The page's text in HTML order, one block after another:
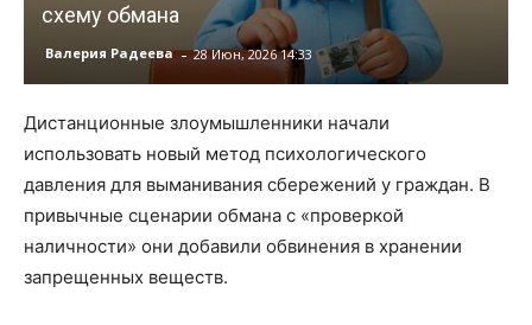
схему обмана
Валерия Радеева - 28 Июн, 2026 14:33
Дистанционные злоумышленники начали
использовать новый метод психологического
давления для выманивания сбережений у граждан. В
привычные сценарии обмана с «проверкой
наличности» они добавили обвинения в хранении
запрещенных веществ.